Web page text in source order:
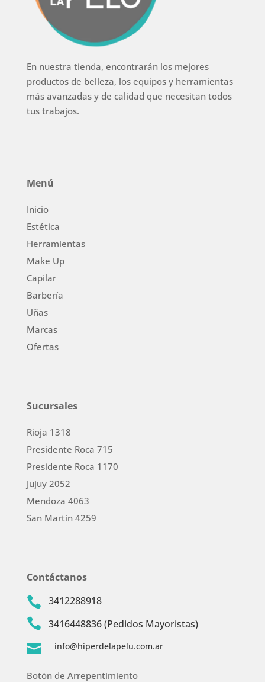
En nuestra tienda, encontrarán los mejores
productos de belleza, los equipos y herramientas
más avanzadas y de calidad que necesitan todos
tus trabajos.
Menú
Inicio
Estética
Herramientas
Make Up
Capilar
Barbería
Uñas
Marcas
Ofertas
Sucursales
Rioja 1318
Presidente Roca 715
Presidente Roca 1170
Jujuy 2052
Mendoza 4063
San Martin 4259
Contáctanos
 3412288918
 3416448836 (Pedidos Mayoristas)
 info@hiperdelapelu.com.ar
Botón de Arrepentimiento